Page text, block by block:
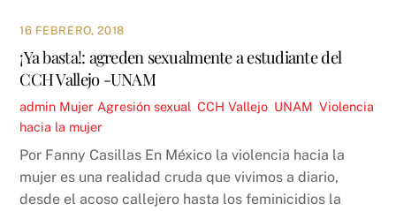
16 FEBRERO, 2018
¡Ya basta!: agreden sexualmente a estudiante del
CCH Vallejo -UNAM
admin Mujer Agresión sexual ,CCH Vallejo UNAM ,Violencia
hacia la mujer
Por Fanny Casillas En México la violencia hacia la
mujer es una realidad cruda que vivimos a diario,
desde el acoso callejero hasta los feminicidios la